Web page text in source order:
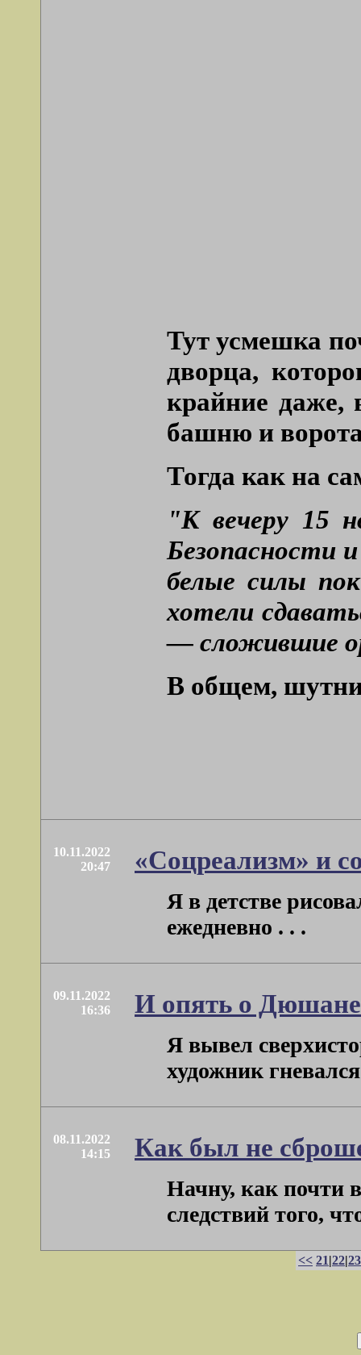
Тут усмешка
дворца,
крайние даже,
башню и
Тогда как на
"К вечеру 15
Безопасности
белые силы
хотели
— сложившие
В общем,
10.11.2022
20:47
«Соцреализм» и
Я в детстве
ежедневно . . .
09.11.2022
16:36
И опять о Дюшане
Я вывел
художник
08.11.2022
14:15
Как был не
Начну, как почти
следствий того,
<< 21|22|23